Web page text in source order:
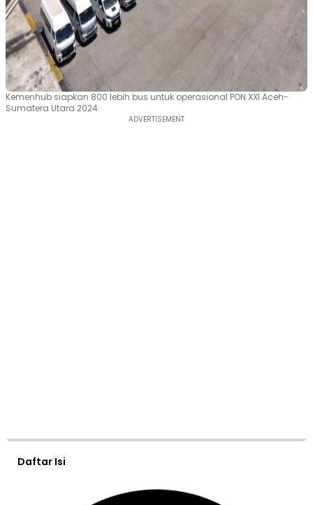
Kemenhub siapkan 800 lebih bus untuk operasional PON XXI Aceh-
Sumatera Utara 2024
Daftar Isi